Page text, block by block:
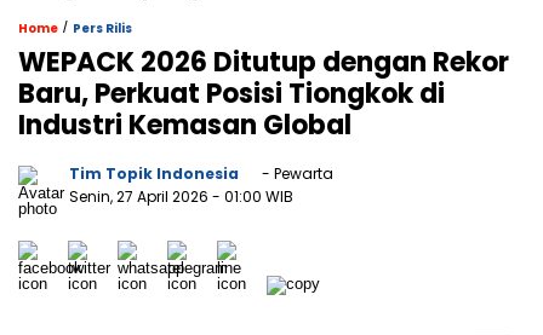
Home / Pers Rilis
WEPACK 2026 Ditutup dengan Rekor
Baru, Perkuat Posisi Tiongkok di
Industri Kemasan Global
Tim Topik Indonesia
- Pewarta
Senin, 27 April 2026 - 01:00 WIB